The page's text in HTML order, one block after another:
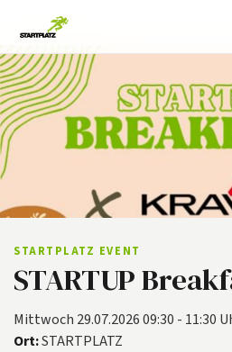
STARTPLATZ EVENT
STARTUP
Mittwoch 29.07.2026 09:30 - 11:30
Ort:STARTPLATZ